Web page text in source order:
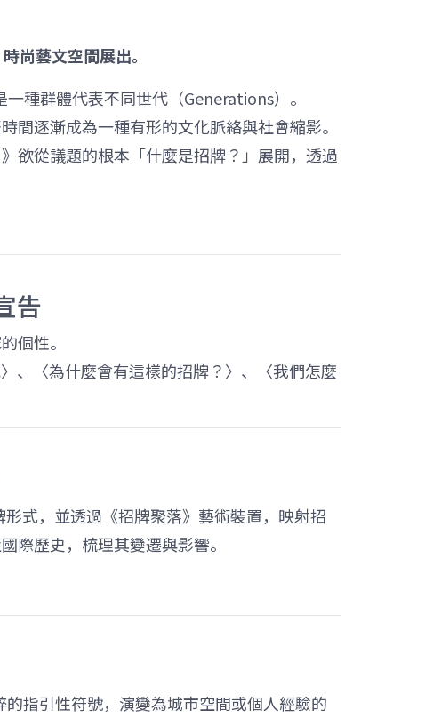
尚藝文空間展出。
種群體代表不同世代（Generations）。
逐漸成為一種有形的文化脈絡與社會縮影。
欲從議題的根本「什麼是招牌？」展開，透過
告
個性。
、〈為什麼會有這樣的招牌？〉、〈我們怎麼
式，並透過《招牌聚落》藝術裝置，映射招
際歷史，梳理其變遷與影響。
指引性符號，演變為城市空間或個人經驗的